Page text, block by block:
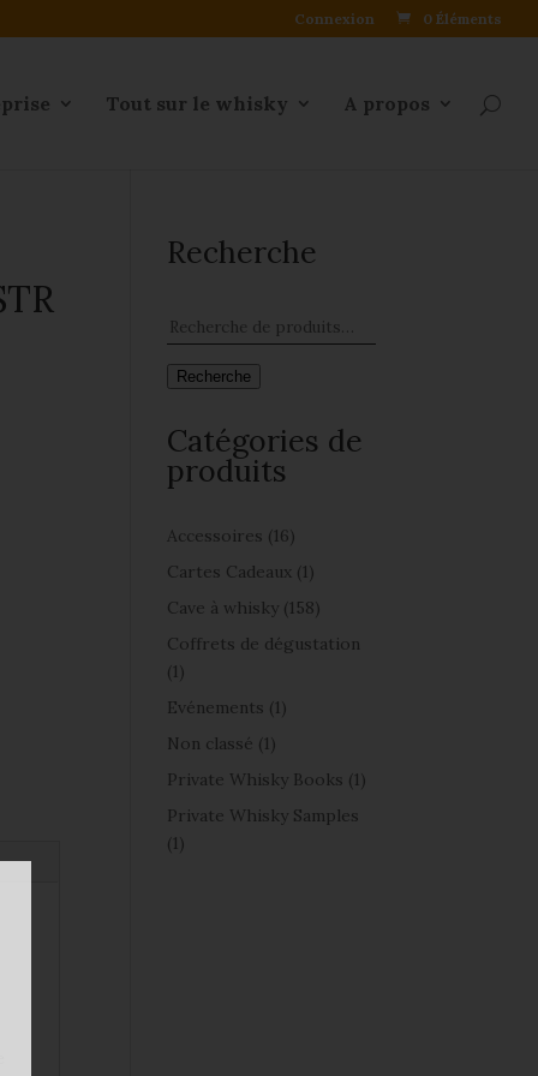
Connexion 0 Éléments
Tout sur le whisky A propos
Recherche
Recherche
Catégories de
produits
Accessoires (16)
Cartes Cadeaux (1)
Cave à whisky (158)
Coffrets de dégustation
(1)
Evénements (1)
Non classé (1)
Private Whisky Books (1)
Private Whisky Samples
(1)